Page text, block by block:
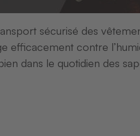
sécurisé des
efficacement contre
dans le quotidien des